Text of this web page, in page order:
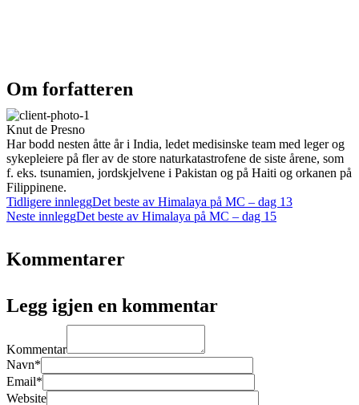
Om forfatteren
Knut de Presno
Har bodd nesten åtte år i India, ledet medisinske team med leger og
sykepleiere på fler av de store naturkatastrofene de siste årene, som
f. eks. tsunamien, jordskjelvene i Pakistan og på Haiti og orkanen på
Filippinene.
Tidligere innleggDet beste av Himalaya på MC – dag 13
Neste innleggDet beste av Himalaya på MC – dag 15
Kommentarer
Legg igjen en kommentar
Kommentar
Navn*
Email*
Website